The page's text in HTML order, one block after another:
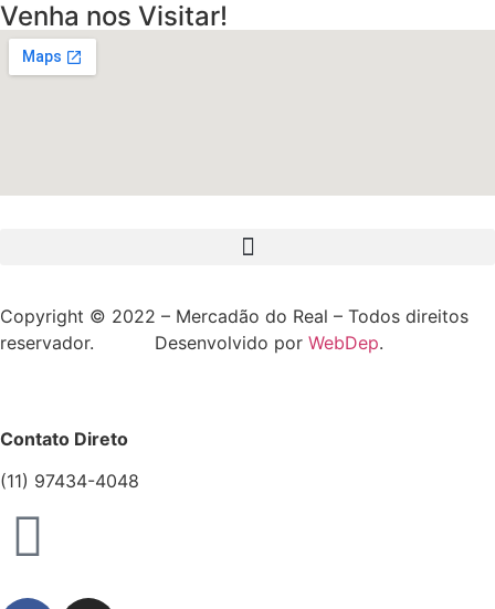
Venha nos Visitar!
Copyright © 2022 – Mercadão do Real – Todos direitos
reservador. Desenvolvido por WebDep.
Contato Direto
(11) 97434-4048